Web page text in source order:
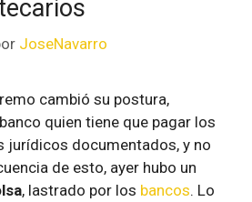
JoseNavarro
cambió su postura,
quien tiene que pagar los
jurídicos documentados, y no
de esto, ayer hubo un
, lastrado por los bancos. Lo